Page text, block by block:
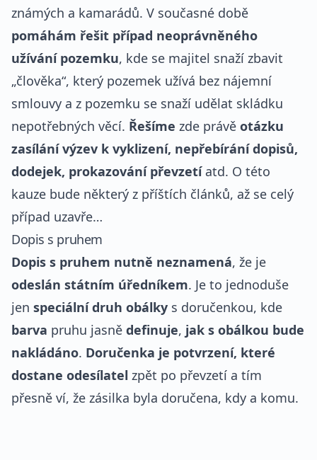
známých a kamarádů. V současné době
pomáhám řešit případ neoprávněného
užívání pozemku, kde se majitel snaží zbavit
„člověka“, který pozemek užívá bez nájemní
smlouvy a z pozemku se snaží udělat skládku
nepotřebných věcí. Řešíme zde právě otázku
zasílání výzev k vyklizení, nepřebírání dopisů,
dodejek, prokazování převzetíatd. O této
kauze bude některý z příštích článků, až se celý
případ uzavře…
Dopis s pruhem
Dopis s pruhem nutně neznamená, že je
odeslán státním úředníkem. Je to jednoduše
jen speciální druh obálky s doručenkou, kde
barva pruhu jasně definuje, jak s obálkou bude
nakládáno. Doručenka je potvrzení, které
dostane odesílatel zpět po převzetí a tím
přesně ví, že zásilka byla doručena, kdy a komu.